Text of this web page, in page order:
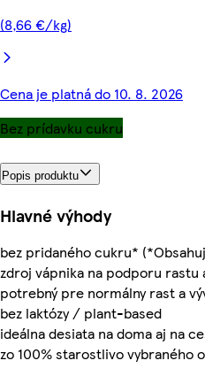
(8,66 €/kg)
Cena je platná do 10. 8. 2026
Bez prídavku cukru
Popis produktu
Hlavné výhody
bez pridaného cukru*
zdroj vápnika na podporu
potrebný pre normálny rast a
bez laktózy / plant-based
ideálna desiata na doma aj na
zo 100% starostlivo vybraného